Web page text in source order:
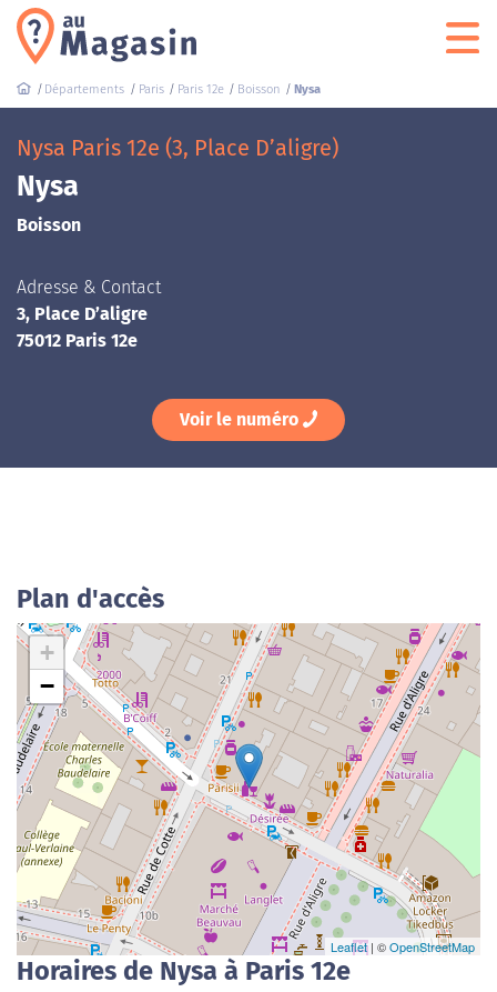
Départements Paris Paris 12e Boisson Nysa
Nysa Paris 12e (3, Place D’aligre)
Nysa
Boisson
Adresse & Contact
3, Place D’aligre
75012 Paris 12e
Voir le numéro
Plan d'accès
+
−
Leaflet| ©OpenStreetMap
Horaires de Nysa à Paris 12e